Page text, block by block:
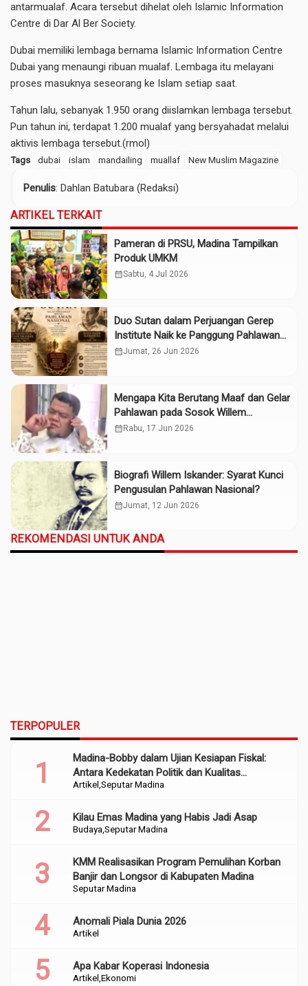
antarmualaf. Acara tersebut dihelat oleh Islamic Information
Centre di Dar Al Ber Society.
Dubai memiliki lembaga bernama Islamic Information Centre
Dubai yang menaungi ribuan mualaf. Lembaga itu melayani
proses masuknya seseorang ke Islam setiap saat.
Tahun lalu, sebanyak 1.950 orang diislamkan lembaga tersebut.
Pun tahun ini, terdapat 1.200 mualaf yang bersyahadat melalui
aktivis lembaga tersebut.(rmol)
Tags dubai islam mandailing muallaf New Muslim Magazine
Penulis: Dahlan Batubara (Redaksi)
ARTIKEL TERKAIT
Pameran di PRSU, Madina Tampilkan
Produk UMKM
calendar_monthSabtu, 4 Jul 2026
Duo Sutan dalam Perjuangan Gerep
Institute Naik ke Panggung Pahlawan
Nasional
calendar_monthJumat, 26 Jun 2026
Mengapa Kita Berutang Maaf dan Gelar
Pahlawan pada Sosok Willem
Iskander?
calendar_month Rabu, 17 Jun 2026
Biografi Willem Iskander: Syarat Kunci
Pengusulan Pahlawan Nasional?
calendar_monthJumat, 12 Jun 2026
REKOMENDASI UNTUK ANDA
TERPOPULER
Artikel Seputar Madina
Madina-Bobby dalam Ujian Kesiapan Fiskal:
Antara Kedekatan Politik dan Kualitas
Perencanaan
Budaya Seputar Madina
Kilau Emas Madina yang Habis Jadi Asap
Seputar Madina
KMM Realisasikan Program Pemulihan Korban
Banjir dan Longsor di Kabupaten Madina
Artikel
Anomali Piala Dunia 2026
Artikel Ekonomi
Apa Kabar Koperasi Indonesia